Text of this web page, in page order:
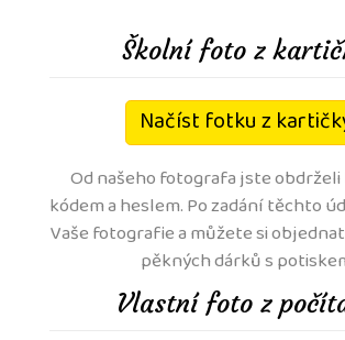
Školní foto z
Načíst fotku z
Od našeho fotografa jste
kódem a heslem. Po zadání těchto
Vaše fotografie a můžete si
pěkných dárků s
Vlastní foto z